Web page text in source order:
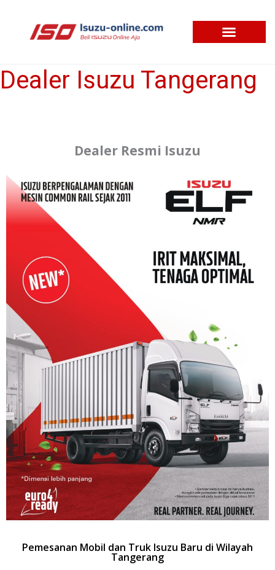
Dealer Isuzu Tangerang
Dealer Resmi Isuzu
Pemesanan Mobil dan Truk Isuzu Baru di Wilayah
Tangerang
Dealer
Isuzu